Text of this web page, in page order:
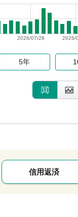
2026/
2026/07/28
5年
信用返済